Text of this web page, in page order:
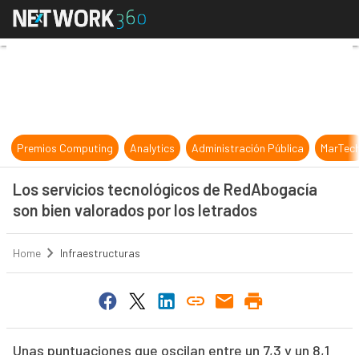
Los servicios tecnológicos de
Premios Computing Analytics Administración Pública
Los servicios tecnológicos de RedAbogacía
son bien valorados por los letrados
Home Infraestructuras
Unas puntuaciones que oscilan entre un 7,3 y un 8,1